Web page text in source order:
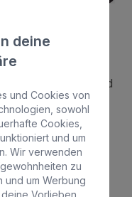
ein Einkaufs- und
von
von
esmehr als 50
Schmuck,
deine
und Cookies von
sowohl
Cookies,
und um
Wir verwenden
zu
und um Werbung
Vorlieben